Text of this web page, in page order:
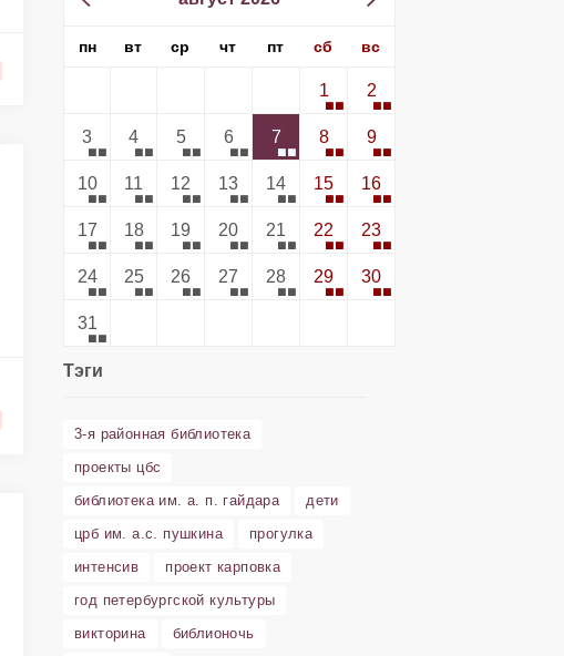
пн вт ср чт пт сб вс
1 2
3 4 5 6 7 8 9
10 11 12 13 14 15 16
17 18 19 20 21 22 23
24 25 26 27 28 29 30
31
Тэги
3-я районная библиотека
проекты цбс
библиотека им. а. п. гайдара
дети
црб им. а.с. пушкина
прогулка
интенсив
проект карповка
год петербургской культуры
викторина
библионочь